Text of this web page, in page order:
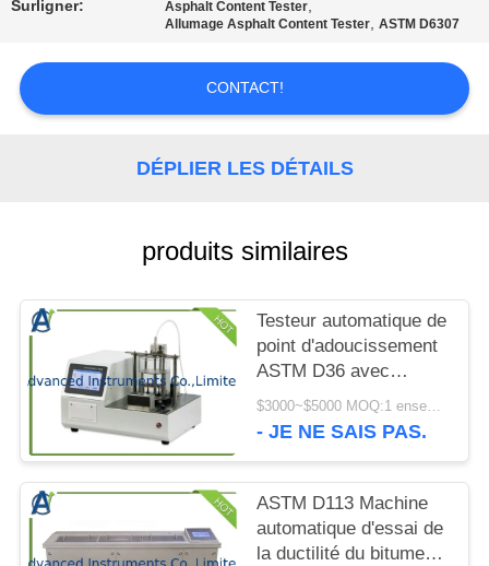
NOUVELLES
CAS
DEMANDEZ
PLAN
DU
SITE
PRIVACY
POLICY
Surligner: Asphalt Content Tester,
Allumage Asphalt Content Tester,ASTM D6307
CONTACT!
DÉPLIER LES DÉTAILS
produits similaires
Testeur automatique de
point d'adoucissement
ASTM D36 avec
résolution de
température de 0,1 °C
anneau et à bille pour
deux échantillons
simultanément
$3000~$5000 MOQ:1 ensemble
- JE NE SAIS PAS.
ASTM D113 Machine
automatique d'essai de
la ductilité du bitume